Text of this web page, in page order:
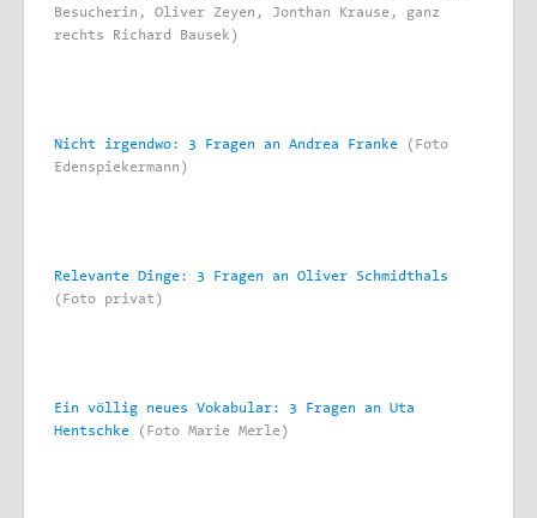
Besucherin, Oliver Zeyen, Jonthan Krause, ganz
rechts Richard Bausek)
Nicht irgendwo: 3 Fragen an Andrea Franke (Foto
Edenspiekermann)
Relevante Dinge: 3 Fragen an Oliver Schmidthals
(Foto privat)
Ein völlig neues Vokabular: 3 Fragen an Uta
Hentschke (Foto Marie Merle)